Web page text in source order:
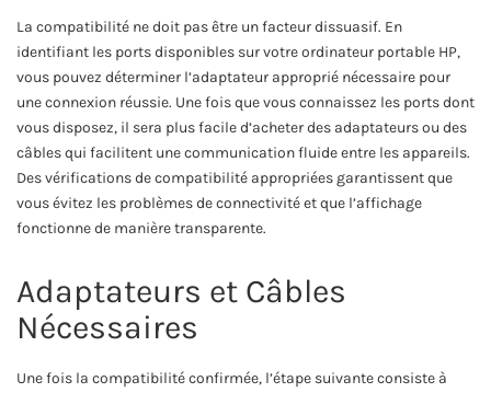
La compatibilité ne doit pas être un facteur dissuasif. En
identifiant les ports disponibles sur votre ordinateur portable HP,
vous pouvez déterminer l’adaptateur approprié nécessaire pour
une connexion réussie. Une fois que vous connaissez les ports dont
vous disposez, il sera plus facile d’acheter des adaptateurs ou des
câbles qui facilitent une communication fluide entre les appareils.
Des vérifications de compatibilité appropriées garantissent que
vous évitez les problèmes de connectivité et que l’affichage
fonctionne de manière transparente.
Adaptateurs et Câbles
Nécessaires
Une fois la compatibilité confirmée, l’étape suivante consiste à